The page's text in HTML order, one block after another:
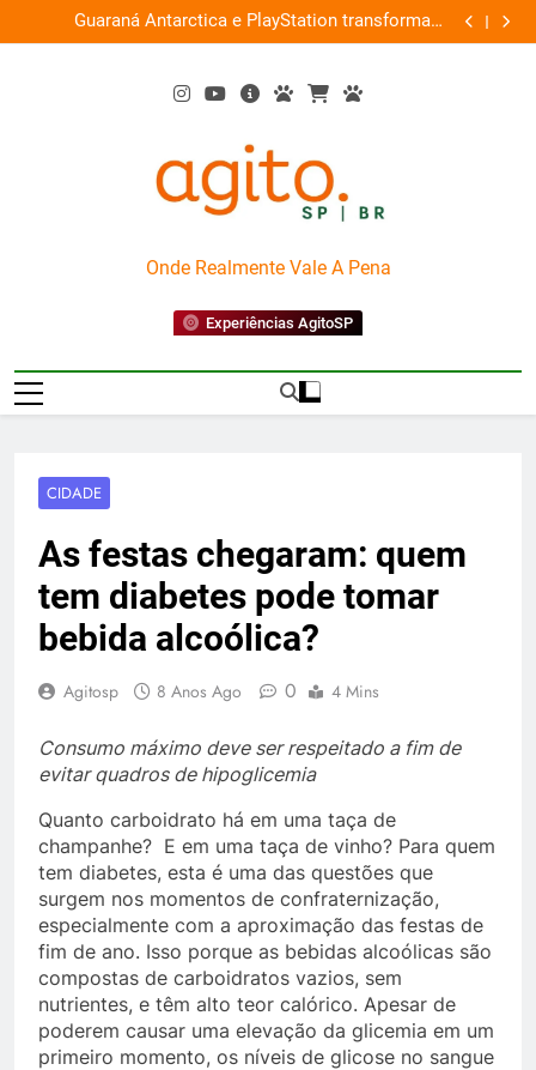
to
Guaraná Antarctica e PlayStation transformam
shopping em arena gamer gratuita
Busch
AgitoSP
Onde Realmente Vale A Pena
Experiências AgitoSP
CIDADE
As festas chegaram: quem
tem diabetes pode tomar
bebida alcoólica?
Agitosp 8 Anos Ago 0 4 Mins
Consumo máximo deve ser respeitado a fim de
evitar quadros de hipoglicemia
Quanto carboidrato há em uma taça de
champanhe? E em uma taça de vinho? Para quem
tem diabetes, esta é uma das questões que
surgem nos momentos de confraternização,
especialmente com a aproximação das festas de
fim de ano. Isso porque as bebidas alcoólicas são
compostas de carboidratos vazios, sem
nutrientes, e têm alto teor calórico. Apesar de
poderem causar uma elevação da glicemia em um
primeiro momento, os níveis de glicose no sangue